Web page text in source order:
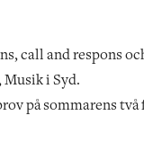
call and respons
i Syd.
på sommarens